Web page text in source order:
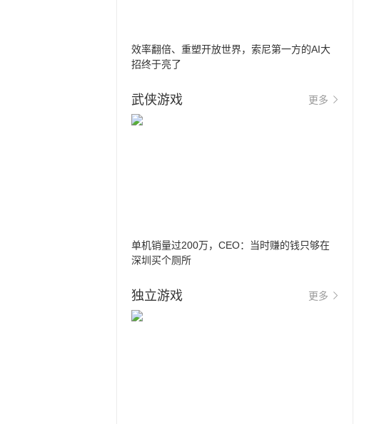
效率翻倍、重塑开放世界，索尼第一方的AI大
招终于亮了
武侠游戏 更多
单机销量过200万，CEO：当时赚的钱只够在
深圳买个厕所
独立游戏 更多